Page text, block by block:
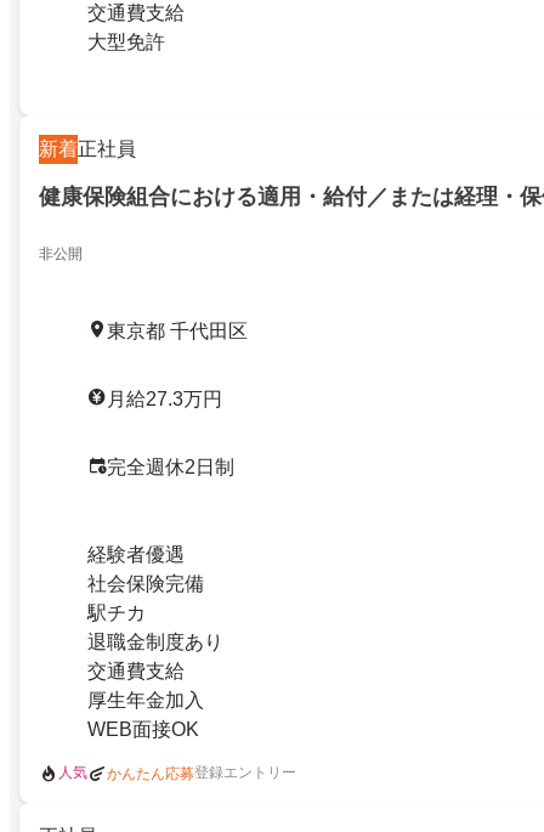
交通費支給
大型免許
新着正社員
健康保険組合における適用・給付／または経理・
非公開
東京都 千代田区
月給27.3万円
完全週休2日制
経験者優遇
社会保険完備
駅チカ
退職金制度あり
交通費支給
厚生年金加入
WEB面接OK
人気 かんたん応募登録エントリー